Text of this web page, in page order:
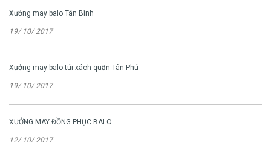
Xưởng may balo Tân Bình
19/ 10/ 2017
Xưởng may balo túi xách quận Tân Phú
19/ 10/ 2017
XƯỞNG MAY ĐỒNG PHỤC BALO
12/ 10/ 2017